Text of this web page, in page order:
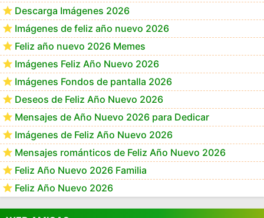
Descarga Imágenes 2026
Imágenes de feliz año nuevo 2026
Feliz año nuevo 2026 Memes
Imágenes Feliz Año Nuevo 2026
Imágenes Fondos de pantalla 2026
Deseos de Feliz Año Nuevo 2026
Mensajes de Año Nuevo 2026 para Dedicar
Imágenes de Feliz Año Nuevo 2026
Mensajes románticos de Feliz Año Nuevo 2026
Feliz Año Nuevo 2026 Familia
Feliz Año Nuevo 2026